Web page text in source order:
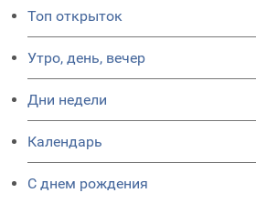
Топ открыток
Утро, день, вечер
Дни недели
Календарь
C днем рождения